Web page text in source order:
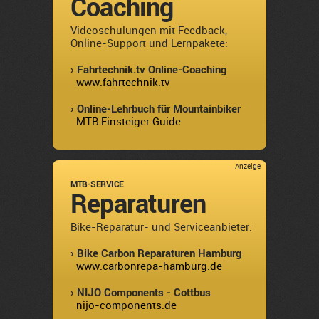
Videoschulungen mit Feedback,
Online-Support und Lernpakete:
› Fahrtechnik.tv Online-Coaching
www.fahrtechnik.tv
› Online-Lehrbuch für Mountainbiker
MTB.Einsteiger.Guide
Anzeige
MTB-SERVICE
Reparaturen
Bike-Reparatur- und Serviceanbieter:
› Bike Carbon Reparaturen Hamburg
www.carbonrepa-hamburg.de
› NIJO Components - Cottbus
nijo-components.de